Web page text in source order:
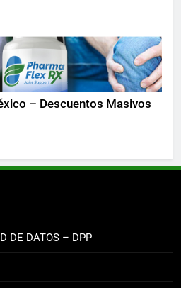
– Descuentos Masivos
DE DATOS – DPP